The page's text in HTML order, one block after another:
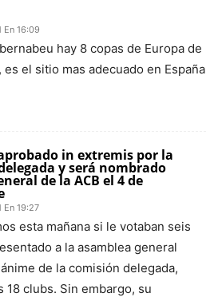
En 16:09
hay 8 copas de Europa de
es el sitio mas adecuado en España
in extremis por la
y será nombrado
de la ACB el 4 de
En 19:27
esta mañana si le votaban seis
a la asamblea general
de la comisión delegada,
18 clubs. Sin embargo, su